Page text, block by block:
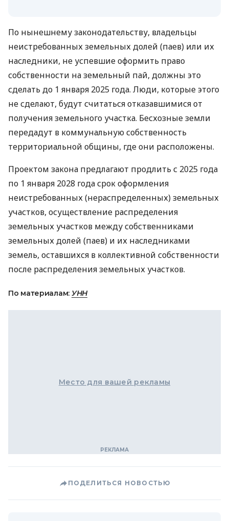
По нынешнему законодательству, владельцы
неистребованных земельных долей (паев) или их
наследники, не успевшие оформить право
собственности на земельный пай, должны это
сделать до 1 января 2025 года. Люди, которые этого
не сделают, будут считаться отказавшимися от
получения земельного участка. Бесхозные земли
передадут в коммунальную собственность
территориальной общины, где они расположены.
Проектом закона предлагают продлить с 2025 года
по 1 января 2028 года срок оформления
неистребованных (нераспределенных) земельных
участков, осуществление распределения
земельных участков между собственниками
земельных долей (паев) и их наследниками
земель, оставшихся в коллективной собственности
после распределения земельных участков.
По материалам: УНН
Место для вашей рекламы
ПОДЕЛИТЬСЯ НОВОСТЬЮ